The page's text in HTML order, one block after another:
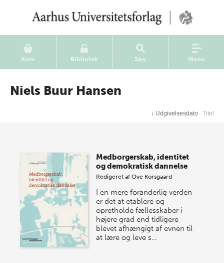
Kurv Bibliotek Søg Menu
Niels Buur Hansen
↓ Udgivelsesdato Titel
Medborgerskab, identitet
og demokratisk dannelse
Redigeret afOve Korsgaard
I en mere foranderlig verden
er det at etablere og
opretholde fællesskaber i
højere grad end tidligere
blevet afhængigt af evnen til
at lære og leve s…